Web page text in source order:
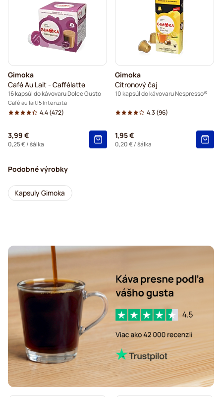
Gimoka
Café Au Lait - Caffélatte
16 kapsúl do kávovaru Dolce Gusto
Café au lait 5 Intenzita
4.4(472)
3,99 €
0,25 €/ šálka
Gimoka
Citronový čaj
10 kapsúl do kávovaru Nespresso®
4.3 (96)
1,95 €
0,20 €/ šálka
Podobné výrobky
Kapsuly Gimoka